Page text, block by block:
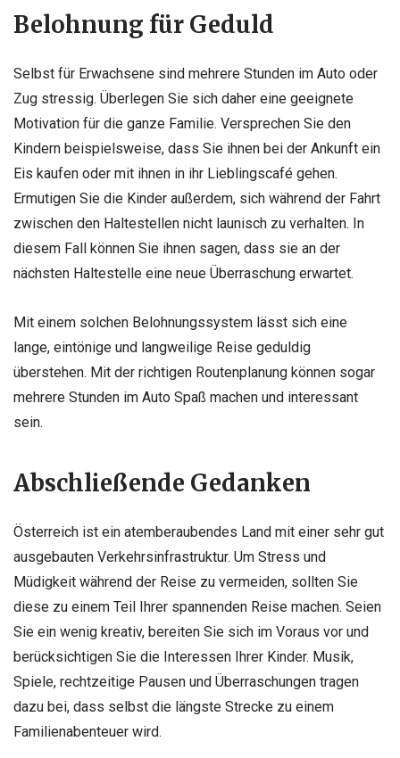
Belohnung für Geduld
Selbst für Erwachsene sind mehrere Stunden im Auto oder
Zug stressig. Überlegen Sie sich daher eine geeignete
Motivation für die ganze Familie. Versprechen Sie den
Kindern beispielsweise, dass Sie ihnen bei der Ankunft ein
Eis kaufen oder mit ihnen in ihr Lieblingscafé gehen.
Ermutigen Sie die Kinder außerdem, sich während der Fahrt
zwischen den Haltestellen nicht launisch zu verhalten. In
diesem Fall können Sie ihnen sagen, dass sie an der
nächsten Haltestelle eine neue Überraschung erwartet.
Mit einem solchen Belohnungssystem lässt sich eine
lange, eintönige und langweilige Reise geduldig
überstehen. Mit der richtigen Routenplanung können sogar
mehrere Stunden im Auto Spaß machen und interessant
sein.
Abschließende Gedanken
Österreich ist ein atemberaubendes Land mit einer sehr gut
ausgebauten Verkehrsinfrastruktur. Um Stress und
Müdigkeit während der Reise zu vermeiden, sollten Sie
diese zu einem Teil Ihrer spannenden Reise machen. Seien
Sie ein wenig kreativ, bereiten Sie sich im Voraus vor und
berücksichtigen Sie die Interessen Ihrer Kinder. Musik,
Spiele, rechtzeitige Pausen und Überraschungen tragen
dazu bei, dass selbst die längste Strecke zu einem
Familienabenteuer wird.